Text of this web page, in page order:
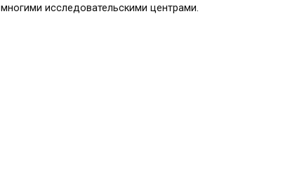
многими исследовательскими центрами.